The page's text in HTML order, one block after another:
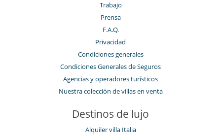
Trabajo
Prensa
F.A.Q.
Privacidad
Condiciones generales
Condiciones Generales de Seguros
Agencias y operadores turísticos
Nuestra colección de villas en venta
Destinos de lujo
Alquiler villa Italia